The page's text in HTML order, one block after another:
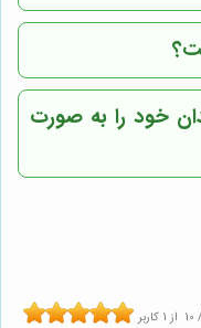
خود را به صورت
10 / از 1 کاربر